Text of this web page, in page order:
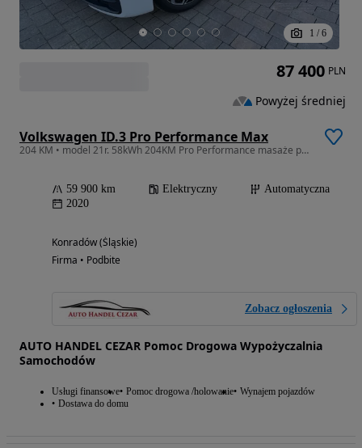
1 / 6
Volkswagen ID.3 Pro Performance Max
204 KM • model 21r. 58kWh 204KM Pro Performance masaże panorama head up hak
59 900 km Elektryczny
Automatyczna
2020
Konradów (Śląskie)
Firma • Podbite
Zobacz ogłoszenia
AUTO HANDEL CEZAR Pomoc Drogowa Wypożyczalnia
Samochodów
Usługi finansowe Pomoc drogowa /holowanie Wynajem pojazdów
Dostawa do domu
87 400 PLN
Powyżej średniej